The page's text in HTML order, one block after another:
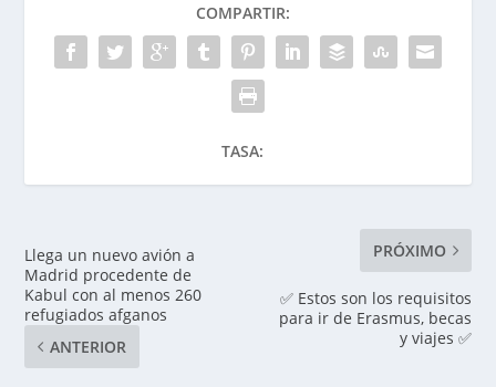
COMPARTIR:
TASA:
Llega un nuevo avión a
Madrid procedente de
Kabul con al menos 260
refugiados afganos
ANTERIOR
PRÓXIMO
✅ Estos son los requisitos
para ir de Erasmus, becas
y viajes ✅